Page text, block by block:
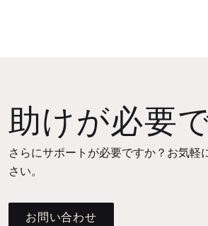
助けが必要
さらにサポートが必要ですか？お気軽
さい。
お問い合わせ